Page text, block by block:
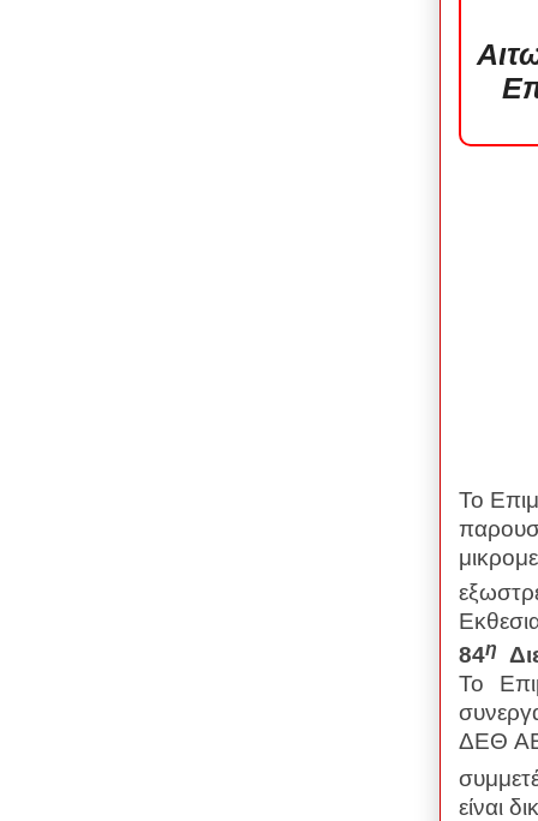
Το
84η
Το
ΔΕΘ ΑΕ,
είναι